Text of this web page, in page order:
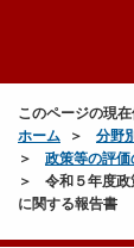
このページの現在
ホーム
分野
政策等の評
令和５年度
に関する報告書